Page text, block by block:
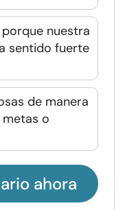
nuestra
sentido fuerte
de manera
o
ahora